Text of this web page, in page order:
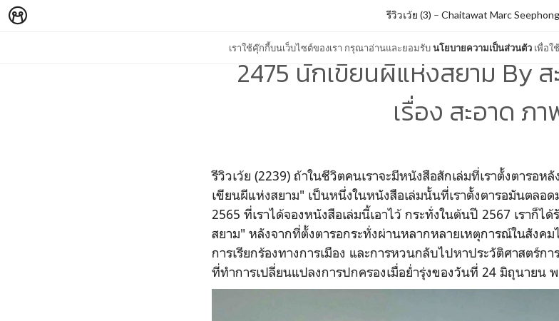
เราใช้คุ๊กกี้บนเว็บไซต์ของเรา กรุณาอ่านและยอมรับนโยบายความเป็นส่วนตัว เพื่อใ
รีวิวเว้ย (3) – Chaitawat Marc
2475 นักเขียนผีแห่งสยาม By
เรื่อง สะอาด ภ
รีวิวเว้ย (2239) ถ้าในชีวิตคนเราจะมีหนังสือสักเล่มที่เราตั้งตารอห
เขียนผีแห่งสยาม" เป็นหนึ่งในหนังสือเล่มนั้นที่เราตั้งตารอมันตลอ
2565 ที่เราได้จองหนังสือเล่มนี้เอาไว้ กระทั่งในต้นปี 2567 เราก็ไ
สยาม" หลังจากที่ตั้งตารอกระทั่งผ่านหลากหลายเหตุการณ์ในสังค
การเรียกร้องทางการเมือง และการหวนกลับไปหาประวัติศาสตร์ก
ที่ทำการเปลี่ยนแปลงการปกครองเมื่อย่ำรุ่งของวันที่ 24 มิถุนายน